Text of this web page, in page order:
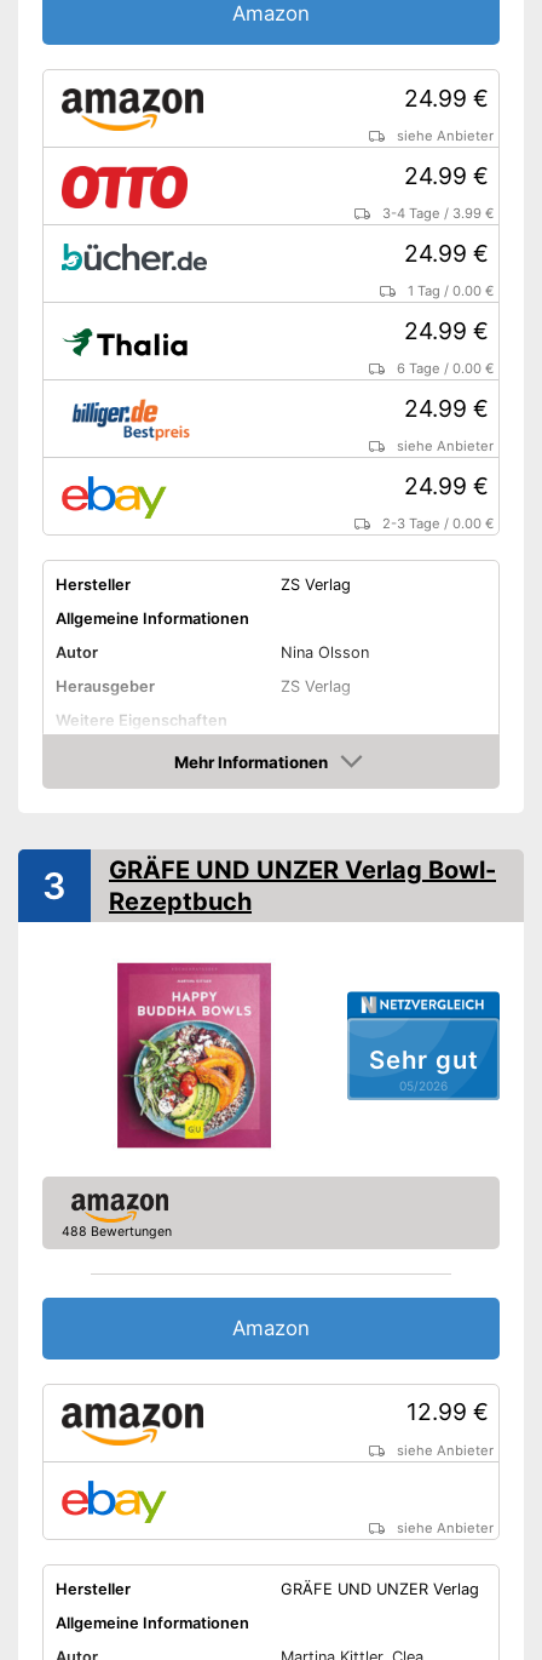
Amazon
24.99 €
siehe Anbieter
24.99 €
3-4 Tage / 3.99 €
24.99 €
1 Tag /0.00 €
24.99 €
6 Tage /0.00 €
24.99 €
siehe Anbieter
24.99 €
2-3 Tage /0.00 €
Hersteller
ZS Verlag
Allgemeine Informationen
Autor
Nina Olsson
Herausgeber
ZS Verlag
Weitere Eigenschaften
Gebunden
Anzahl Seiten
192
Mehr Informationen
Amazon
Sehr gut
05/2026
3
GRÄFE UND UNZER Verlag Bowl-
Rezeptbuch
488 Bewertungen
Amazon
12.99 €
siehe Anbieter
siehe Anbieter
Hersteller
GRÄFE UND UNZER Verlag
Allgemeine Informationen